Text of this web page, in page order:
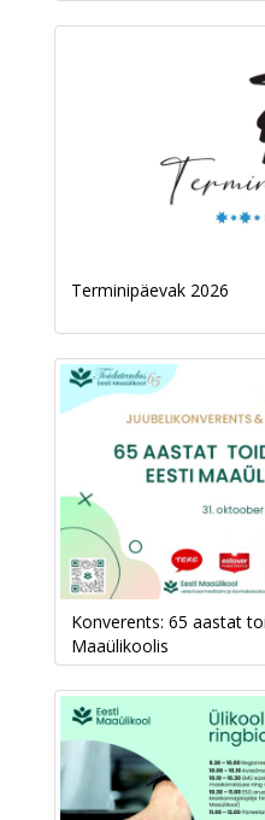
Terminipäevak 2026
Konverents: 65 aastat
Maaülikoolis